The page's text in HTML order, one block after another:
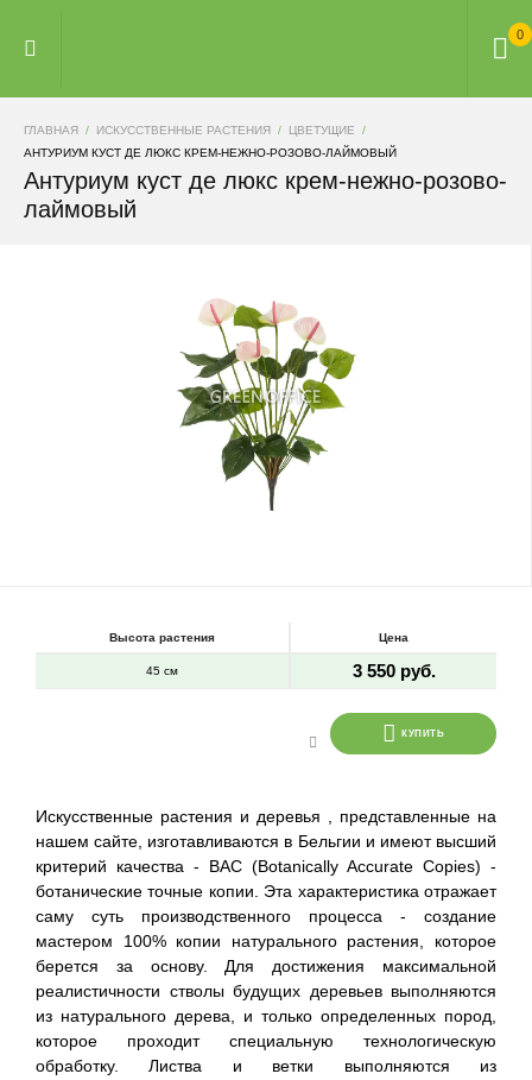
0
ГЛАВНАЯ ИСКУССТВЕННЫЕ РАСТЕНИЯ
ЦВЕТУЩИЕ
АНТУРИУМ КУСТ ДЕ ЛЮКС КРЕМ-НЕЖНО-РОЗОВО-ЛАЙМОВЫЙ
Антуриум куст де люкс крем-нежно-розово-
лаймовый
Высота растения Цена
45 см 3 550 руб.
КУПИТЬ
Искусственные растения и деревья , представленные на
нашем сайте, изготавливаются в Бельгии и имеют высший
критерий качества - BAC (Botanically Accurate Copies) -
ботанические точные копии. Эта характеристика отражает
саму суть производственного процесса - создание
мастером 100% копии натурального растения, которое
берется за основу. Для достижения максимальной
реалистичности стволы будущих деревьев выполняются
из натурального дерева, и только определенных пород,
которое проходит специальную технологическую
обработку. Листва и ветки выполняются из